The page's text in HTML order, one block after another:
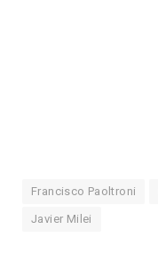
Francisco Paoltroni
Javier Milei